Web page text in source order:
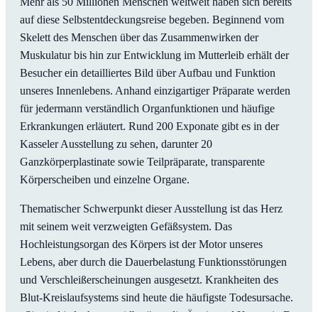
auf diese Selbstentdeckungsreise begeben. Beginnend vom
Skelett des Menschen über das Zusammenwirken der
Muskulatur bis hin zur Entwicklung im Mutterleib erhält der
Besucher ein detailliertes Bild über Aufbau und Funktion
unseres Innenlebens. Anhand einzigartiger Präparate werden
für jedermann verständlich Organfunktionen und häufige
Erkrankungen erläutert. Rund 200 Exponate gibt es in der
Kasseler Ausstellung zu sehen, darunter 20
Ganzkörperplastinate sowie Teilpräparate, transparente
Körperscheiben und einzelne Organe.
Thematischer Schwerpunkt dieser Ausstellung ist das Herz
mit seinem weit verzweigten Gefäßsystem. Das
Hochleistungsorgan des Körpers ist der Motor unseres
Lebens, aber durch die Dauerbelastung Funktionsstörungen
und Verschleißerscheinungen ausgesetzt. Krankheiten des
Blut-Kreislaufsystems sind heute die häufigste Todesursache.